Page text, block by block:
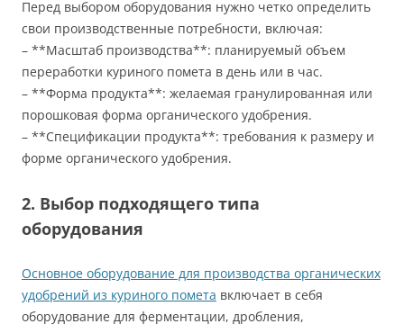
Перед выбором оборудования нужно четко определить
свои производственные потребности, включая:
– **Масштаб производства**: планируемый объем
переработки куриного помета в день или в час.
– **Форма продукта**: желаемая гранулированная или
порошковая форма органического удобрения.
– **Спецификации продукта**: требования к размеру и
форме органического удобрения.
2. Выбор подходящего типа
оборудования
Основное оборудование для производства органических
удобрений из куриного помета включает в себя
оборудование для ферментации, дробления,